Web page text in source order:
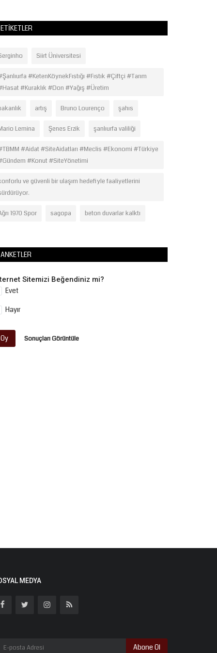
ETIKETLER
Siirt Üniversitesi
#KetenKöynekFıstığı #Fıstık #Çiftçi #Tarım
#Kuraklık #Don #Yağış #Üretim
artış Bruno Lourenço şahıs
Lemina Şenes Erzik şanlıurfa valiliği
#Aidat #SiteAidatları #Meclis #Ekonomi #Türkiye
#Konut #SiteYönetimi
ve güvenli bir ulaşım hedefiyle faaliyetlerini
1970 Spor sagopa beton duvarlar kalktı
ANKETLER
Sitemizi Beğendiniz mi?
Evet
Hayır
Oy Sonuçları Görüntüle
MEDYA
Abone Ol